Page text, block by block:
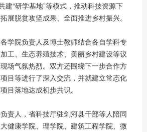
建“研学基地”等模式，推动科技资源下
展脱贫攻坚成果、全面推进乡村振兴。
学院负责人及博士教师结合各自学科专
工、生态养殖技术、美丽乡村建设等议
场气氛热烈。双方还围绕下一步合作方
目等进行了深入交流，并就建立常态化
目落地达成初步共识。
责人，省科技厅驻剑河县干部等人陪同
健康学院、理学院、建筑工程学院、微